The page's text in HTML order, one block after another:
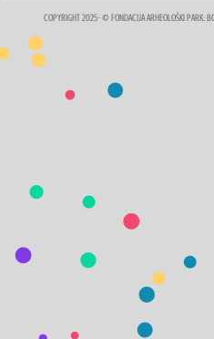
COPYRIGHT 2025- © FONDACIJA ARHEOLOŠKI PARK: